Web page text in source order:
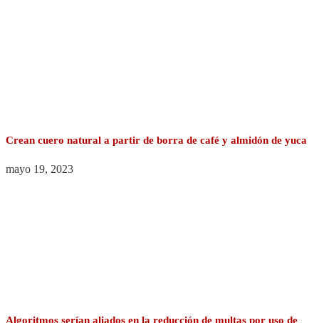
Crean cuero natural a partir de borra de café y almidón de yuca
mayo 19, 2023
Algoritmos serían aliados en la reducción de multas por uso de